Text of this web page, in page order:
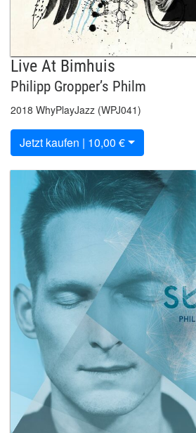
Live At Bimhuis
Philipp Gropper’s Philm
2018 WhyPlayJazz (WPJ041)
Jetzt kaufen | 10,00 €